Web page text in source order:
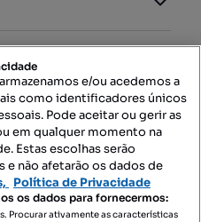
armazenamos e/ou acedemos a
como identificadores únicos
Pode aceitar ou gerir as
em qualquer momento na
Estas escolhas serão
e não afetarão os dados de
Política de Privacidade
os dados para fornecermos:
Procurar ativamente as características